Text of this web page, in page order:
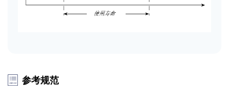
参考规范